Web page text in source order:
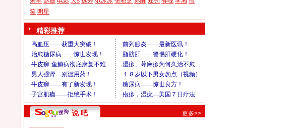
笑 明星
精彩推荐
说 吧 更多>>